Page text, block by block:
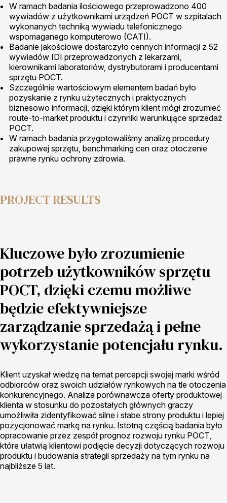
W ramach badania ilościowego przeprowadzono 400
wywiadów z użytkownikami urządzeń POCT w szpitalach
wykonanych techniką wywiadu telefonicznego
wspomaganego komputerowo (CATI).
Badanie jakościowe dostarczyło cennych informacji z 52
wywiadów IDI przeprowadzonych z lekarzami,
kierownikami laboratoriów, dystrybutorami i producentami
sprzętu POCT.
Szczególnie wartościowym elementem badań było
pozyskanie z rynku użytecznych i praktycznych
biznesowo informacji, dzięki którym klient mógł zrozumieć
route-to-market produktu i czynniki warunkujące sprzedaż
POCT.
W ramach badania przygotowaliśmy analizę procedury
zakupowej sprzętu, benchmarking cen oraz otoczenie
prawne rynku ochrony zdrowia.
PROJECT RESULTS
Kluczowe było zrozumienie
potrzeb użytkowników sprzętu
POCT, dzięki czemu możliwe
będzie efektywniejsze
zarządzanie sprzedażą i pełne
wykorzystanie potencjału rynku.
Klient uzyskał wiedzę na temat percepcji swojej marki wśród
odbiorców oraz swoich udziałów rynkowych na tle otoczenia
konkurencyjnego. Analiza porównawcza oferty produktowej
klienta w stosunku do pozostałych głównych graczy
umożliwiła zidentyfikować silne i słabe strony produktu i lepiej
pozycjonować markę na rynku. Istotną częścią badania było
opracowanie przez zespół prognoz rozwoju rynku POCT,
które ułatwią klientowi podjęcie decyzji dotyczących rozwoju
produktu i budowania strategii sprzedaży na tym rynku na
najbliższe 5 lat.